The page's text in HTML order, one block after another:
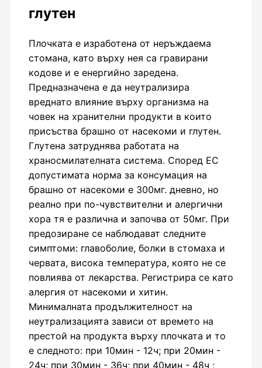
глутен
Плочката е изработена от неръждаема
стомана, като върху нея са гравирани
кодове и е енергийно заредена.
Предназначена е да неутрализира
вреднато влияние върху организма на
човек на хранителни продукти в които
присъства брашно от насекоми и глутен.
Глутена затруднява работата на
храносмилателната система. Според ЕС
допустимата норма за консумация на
брашно от насекоми е 300мг. дневно, но
реално при по-чувствителни и алергични
хора тя е различна и започва от 50мг. При
предозиране се наблюдават следните
симптоми: главоболие, болки в стомаха и
червата, висока температура, която не се
повлиява от лекарства. Регистрира се като
алергия от насекоми и хитин.
Минималната продължителност на
неутрализацията зависи от времето на
престой на продукта върху плочката и то
е следното: при 10мин - 12ч; при 20мин -
24ч; при 30мин - 36ч; при 40мин - 48ч ;